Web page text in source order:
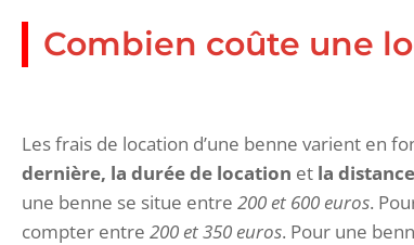
Combien coûte une
Les frais de location d’une benne varient en
dernière, la durée de location et la
une benne se situe entre 200 et 600 euros.
compter entre 200 et 350 euros. Pour une